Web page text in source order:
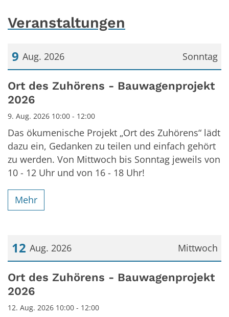
Veranstaltungen
Sonntag
9 Aug. 2026
Datum: 9. August 2026
Ort des Zuhörens - Bauwagenprojekt
2026
9. Aug. 2026 10:00 - 12:00
Das ökumenische Projekt „Ort des Zuhörens“ lädt
dazu ein, Gedanken zu teilen und einfach gehört
zu werden. Von Mittwoch bis Sonntag jeweils von
10 - 12 Uhr und von 16 - 18 Uhr!
Mehr
Mittwoch
12 Aug. 2026
Datum: 12. August 2026
Ort des Zuhörens - Bauwagenprojekt
2026
12. Aug. 2026 10:00 - 12:00